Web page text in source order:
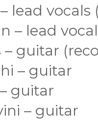
lead
– lead
– guitar
– guitar
guitar
– guitar